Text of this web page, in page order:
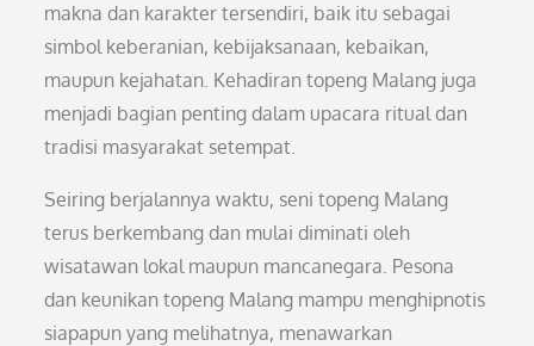
makna dan karakter tersendiri, baik itu sebagai
simbol keberanian, kebijaksanaan, kebaikan,
maupun kejahatan. Kehadiran topeng Malang juga
menjadi bagian penting dalam upacara ritual dan
tradisi masyarakat setempat.
Seiring berjalannya waktu, seni topeng Malang
terus berkembang dan mulai diminati oleh
wisatawan lokal maupun mancanegara. Pesona
dan keunikan topeng Malang mampu menghipnotis
siapapun yang melihatnya, menawarkan